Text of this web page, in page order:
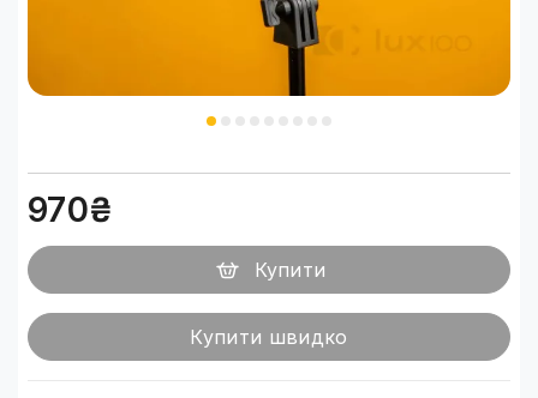
970₴
Купити
Купити швидко